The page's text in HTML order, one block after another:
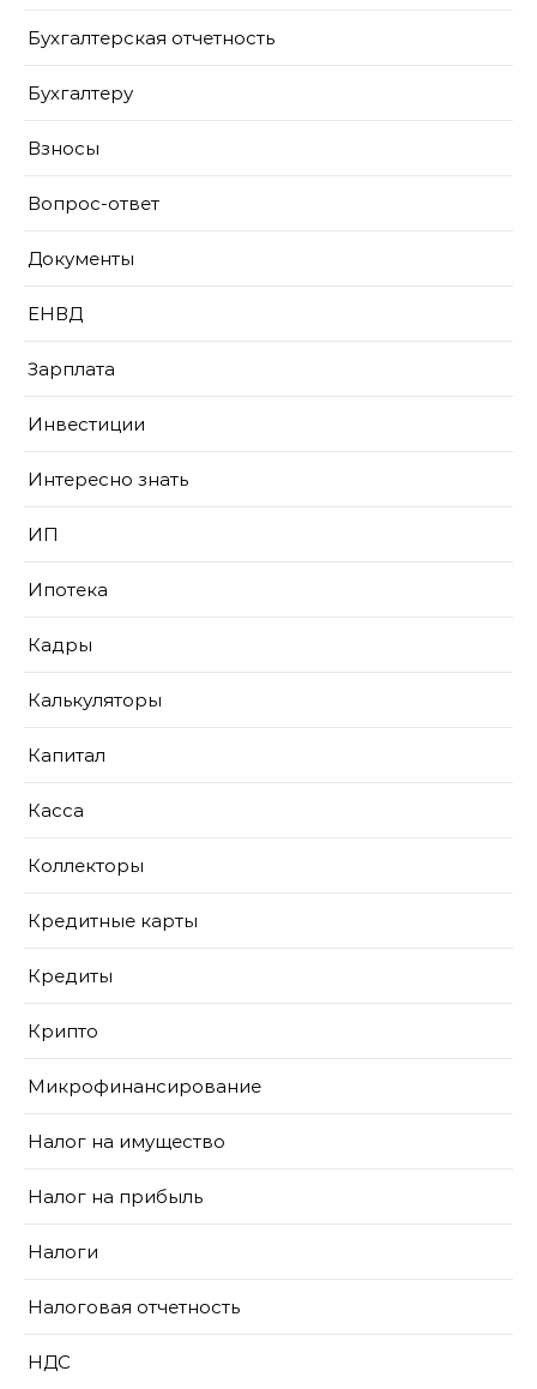
Бухгалтерская отчетность
Бухгалтеру
Взносы
Вопрос-ответ
Документы
ЕНВД
Зарплата
Инвестиции
Интересно знать
ИП
Ипотека
Кадры
Калькуляторы
Капитал
Касса
Коллекторы
Кредитные карты
Кредиты
Крипто
Микрофинансирование
Налог на имущество
Налог на прибыль
Налоги
Налоговая отчетность
НДС